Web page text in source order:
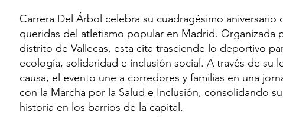
Carrera Del Árbol celebra su cuadragésimo aniversario
queridas del atletismo popular en Madrid. Organizada
distrito de Vallecas, esta cita trasciende lo deportivo
ecología, solidaridad e inclusión social. A través de su
causa, el evento une a corredores y familias en una
con la Marcha por la Salud e Inclusión, consolidando
historia en los barrios de la capital.